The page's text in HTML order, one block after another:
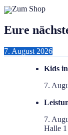
Zum Shop
Eure
7. August 2026
Kids
7.
7.
Halle 1